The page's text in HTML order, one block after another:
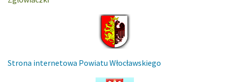
Strona internetowa Powiatu Włocławskiego